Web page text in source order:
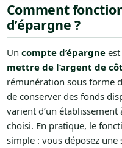
Comment
d’épargne ?
Un compte d’épargneest
mettre de l’argent de
rémunération sous forme
de conserver des fonds
varient d’un établissement
choisi. En pratique, le
simple : vous déposez